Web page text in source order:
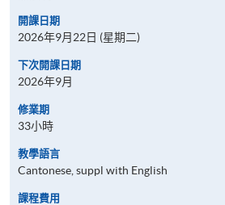
開課日期
2026年9月22日 (星期二)
下次開課日期
2026年9月
修業期
33小時
教學語言
Cantonese, suppl with English
課程費用